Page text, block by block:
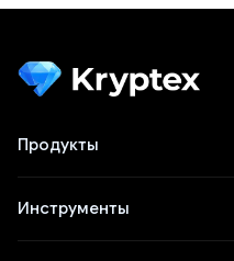
Продукты
Инструменты